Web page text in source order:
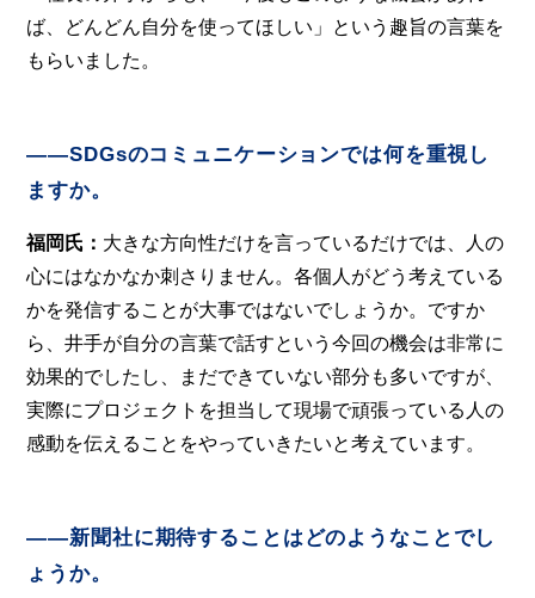
ば、どんどん自分を使ってほしい」という趣旨の言葉を
もらいました。
――SDGsのコミュニケーションでは何を重視し
ますか。
福岡氏： 大きな方向性だけを言っているだけでは、人の
心にはなかなか刺さりません。各個人がどう考えている
かを発信することが大事ではないでしょうか。ですか
ら、井手が自分の言葉で話すという今回の機会は非常に
効果的でしたし、まだできていない部分も多いですが、
実際にプロジェクトを担当して現場で頑張っている人の
感動を伝えることをやっていきたいと考えています。
――新聞社に期待することはどのようなことでし
ょうか。